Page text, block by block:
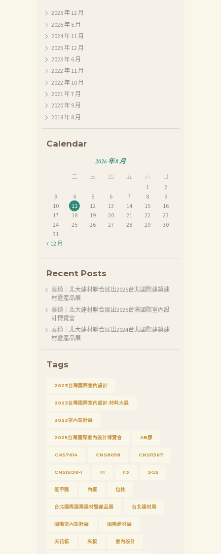
2025 年 12 月
2025 年 5 月
2024 年 11 月
2023 年 12 月
2023 年 6 月
2022 年 11 月
2022 年 10 月
2021 年 7 月
2020 年 9 月
2018 年 8 月
Calendar
2026 年 8 月
一 二 三 四 五 六 日
« 12 月
1
2
3
4 5 6 7 8
9
10
11 12 13 14 15
16
17
18 19 20 21 22
23
24
25 26 27 28 29
30
31
Recent Posts
泰綺｜北大建材聯合展出2025台北國際建築建
材暨產品展
泰綺｜北大建材聯合展出2025台灣國際室內設
計博覽會
泰綺｜北大建材聯合展出2024台北國際建築建
材暨產品展
Tags
2023台灣國際室內設計
2023台灣國際室內設計·材料大展
2023室內設計展
2025台灣國際室內設計博覽會 AB膠
CNS7614 CNS8058 CNS11367
CNS15138-1 F1 F3 SGS
低甲醛 內壁 包柱
台北國際建築建材暨產品展 台北建材展
國際室內設計展 國際建材展
天花板 夾板 室內設計